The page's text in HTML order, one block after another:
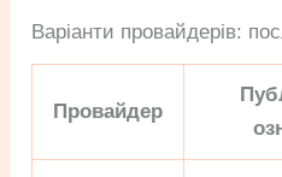
Варіанти провайдерів:
Провайдер